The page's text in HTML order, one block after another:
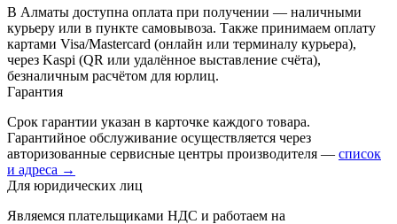
В Алматы доступна оплата при получении — наличными
курьеру или в пункте самовывоза. Также принимаем оплату
картами Visa/Mastercard (онлайн или терминалу курьера),
через Kaspi (QR или удалённое выставление счёта),
безналичным расчётом для юрлиц.
Гарантия
Срок гарантии указан в карточке каждого товара.
Гарантийное обслуживание осуществляется через
авторизованные сервисные центры производителя — список
и адреса →
Для юридических лиц
Являемся плательщиками НДС и работаем на